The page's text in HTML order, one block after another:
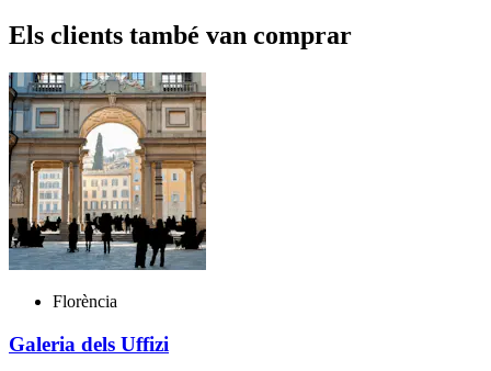
Els clients també van comprar
Florència
Galeria dels Uffizi